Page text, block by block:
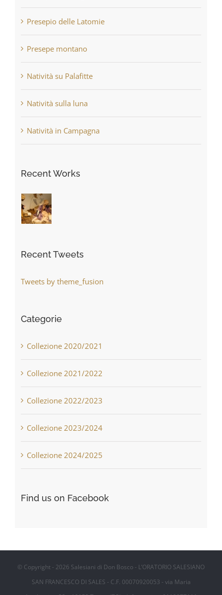
Presepio delle Latomie
Presepe montano
Natività su Palafitte
Natività sulla luna
Natività in Campagna
Recent Works
Recent Tweets
Tweets by theme_fusion
Categorie
Collezione 2020/2021
Collezione 2021/2022
Collezione 2022/2023
Collezione 2023/2024
Collezione 2024/2025
Find us on Facebook
© Copyright - 2026 Salesiani di Don Bosco - L’ORATORIO SALESIANO
SAN FRANCESCO DI SALES - C.F. 00070920053 - via Maria